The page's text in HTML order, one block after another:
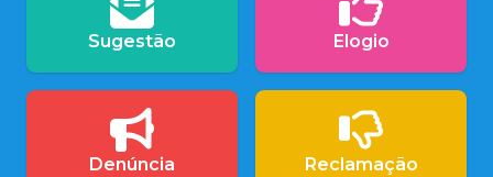
Sugestão Elogio
Denúncia Reclamação